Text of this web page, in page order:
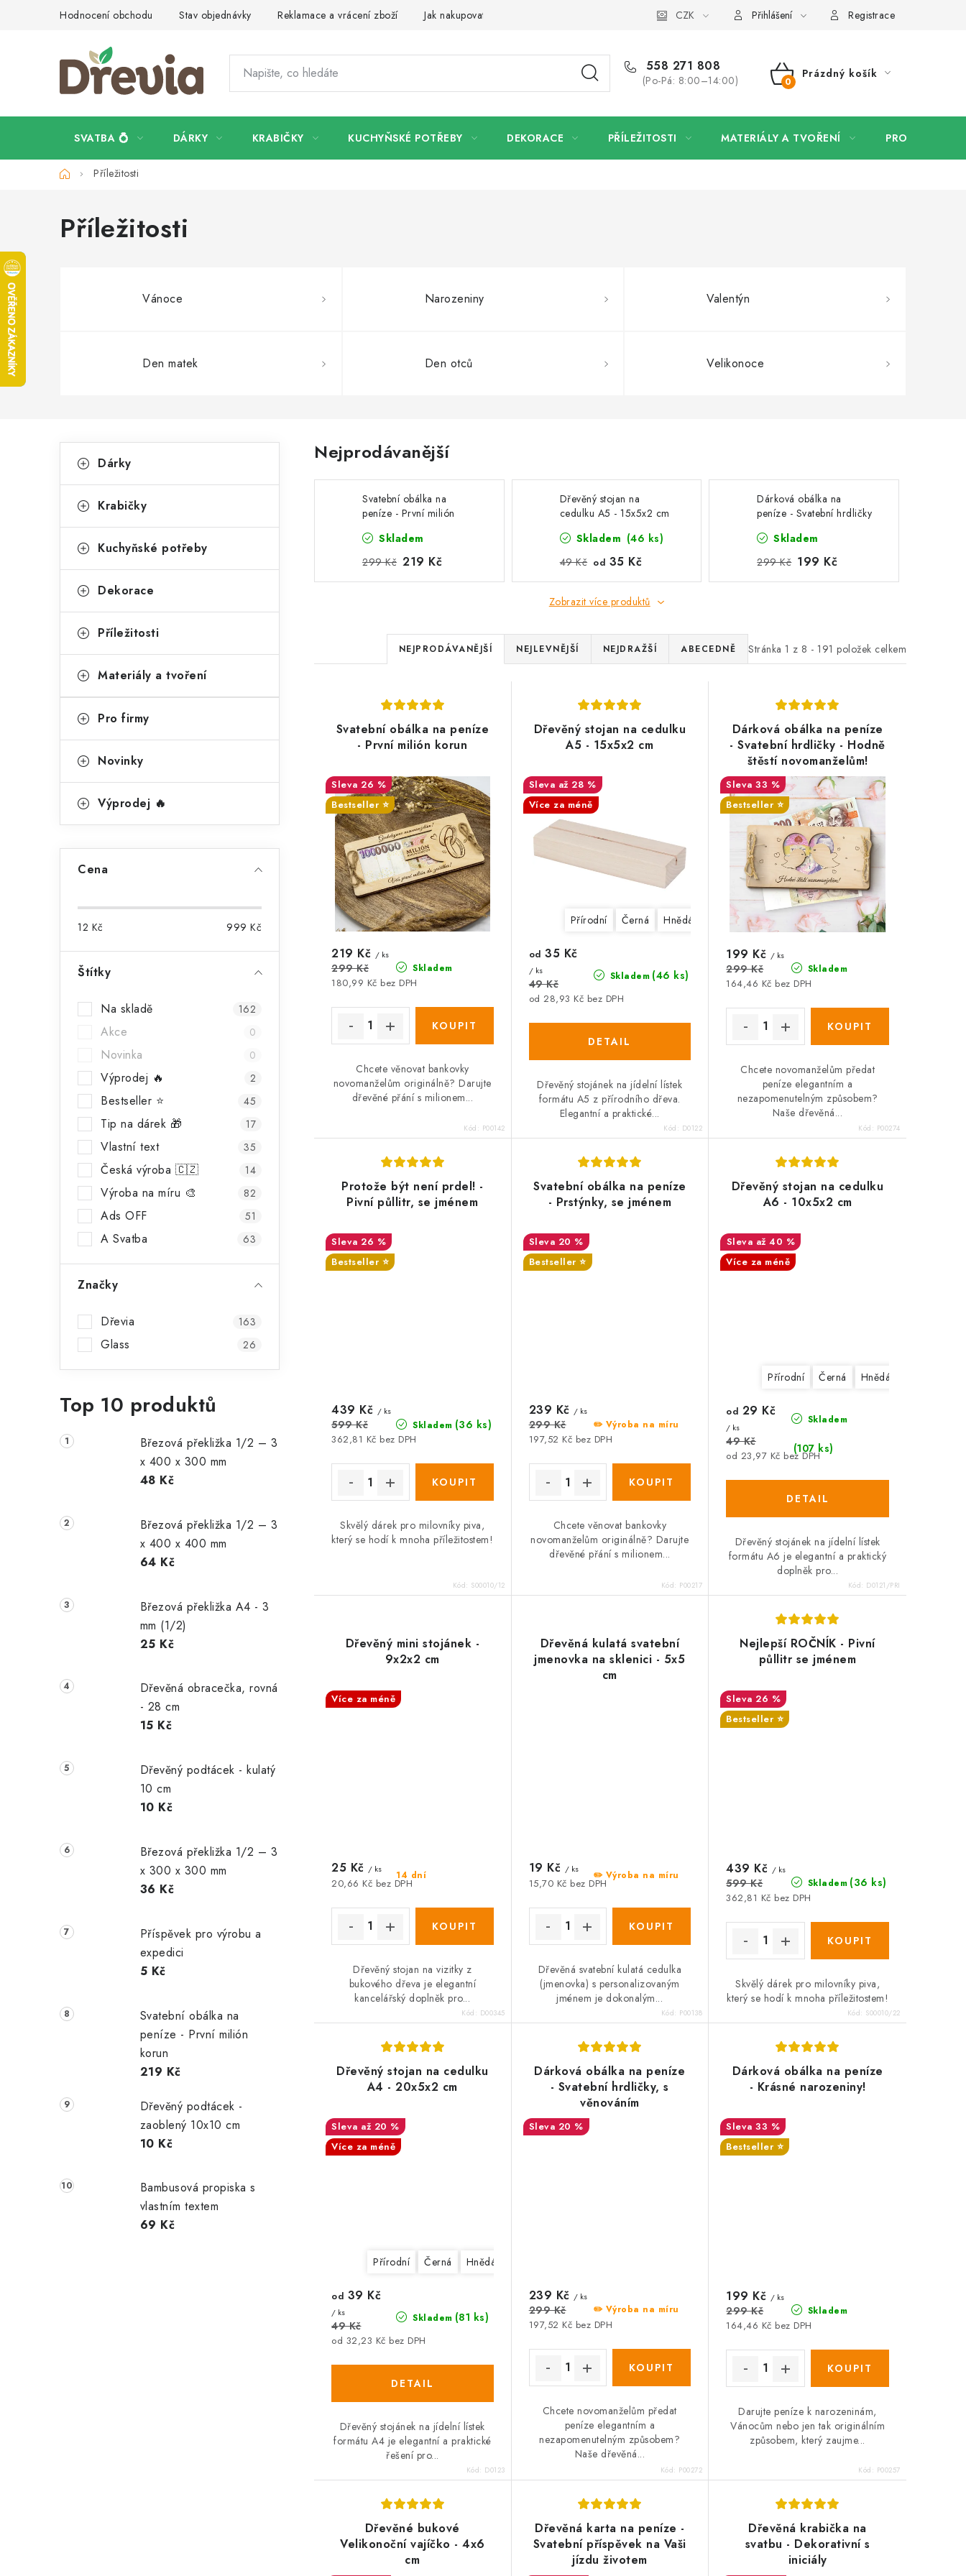
Hodnocení obchodu Stav objednávky Reklamace a vrácení zboží Jak nakupovat Pro firmy Velkoobchod Kontakt
CZK Přihlášení Registrace
558 271 808
(Po-Pá: 8:00–14:00)
NÁKUPNÍ
Prázdný košík
SVATBA 💍 DÁRKY KRABIČKY KUCHYŇSKÉ POTŘEBY DEKORACE PŘÍLEŽITOSTI MATERIÁLY A TVOŘENÍ PRO FIRMY
DomůPříležitosti
Příležitosti
Vánoce Narozeniny Valentýn
Den matek Den otců Velikonoce
o
t
r
n
n
p
e
kategorie
a
e
o
i
Dárky
Krabičky
Kuchyňské potřeby
Dekorace
Příležitosti
Materiály a tvoření
Pro firmy
Novinky
Výprodej 🔥
Cena
12 Kč 999 Kč
Štítky
Na skladě 162
Akce 0
Novinka 0
Výprodej 🔥 2
Bestseller ⭐️ 45
Tip na dárek 🎁 17
Vlastní text 35
Česká výroba 🇨🇿 14
Výroba na míru 🎨 82
Ads OFF 51
A Svatba 63
Značky
Dřevia 163
Glass 26
Top 10 produktů
Březová překližka 1/2 – 3
x 400 x 300 mm
48 Kč
Březová překližka 1/2 – 3
x 400 x 400 mm
64 Kč
Březová překližka A4 - 3
mm (1/2)
25 Kč
Dřevěná obracečka, rovná
- 28 cm
15 Kč
Dřevěný podtácek - kulatý
10 cm
10 Kč
Březová překližka 1/2 – 3
x 300 x 300 mm
36 Kč
Příspěvek pro výrobu a
expedici
5 Kč
Svatební obálka na
peníze - První milión
korun
219 Kč
Dřevěný podtácek -
zaoblený 10x10 cm
10 Kč
Bambusová propiska s
vlastním textem
69 Kč
Nejprodávanější
Svatební obálka na
peníze - První milión
Skladem
299 Kč 219 Kč
Dřevěný stojan na
cedulku A5 - 15x5x2 cm
Skladem (46 ks)
49 Kč od 35 Kč
Dárková obálka na
peníze - Svatební hrdličky
novomanželům!
Skladem
299 Kč 199 Kč
Zobrazit více produktů
Stránka 1 z 8 - 191 položek celkem
Ř
a
z
e
n
í
p
r
o
d
u
k
t
ů
NEJPRODÁVANĚJŠÍ NEJLEVNĚJŠÍ NEJDRAŽŠÍ ABECEDNĚ
Svatební obálka na peníze
- První milión korun
26 %
Bestseller ⭐️
Skladem
180,99 Kč bez DPH
219 Kč / ks
299 Kč
Chcete věnovat bankovky
novomanželům originálně? Darujte
dřevěné přání s milionem...
Kód: P00142
Dřevěný stojan na cedulku
A5 - 15x5x2 cm
až 28 %
Více za méně
Přírodní Černá Hnědá
Skladem (46 ks)
od 28,93 Kč bez DPH
od 35 Kč
/ ks
49 Kč
Dřevěný stojánek na jídelní lístek
formátu A5 z přírodního dřeva.
Elegantní a praktické...
Kód: D0122
Dárková obálka na peníze
- Svatební hrdličky - Hodně
štěstí novomanželům!
33 %
Bestseller ⭐️
Skladem
164,46 Kč bez DPH
199 Kč / ks
299 Kč
Chcete novomanželům předat
peníze elegantním a
nezapomenutelným způsobem?
Naše dřevěná...
Kód: P00274
Protože být není prdel! -
Pivní půllitr, se jménem
26 %
Bestseller ⭐️
Skladem (36 ks)
362,81 Kč bez DPH
439 Kč / ks
599 Kč
Skvělý dárek pro milovníky piva,
který se hodí k mnoha příležitostem!
Kód: S00010/12
Svatební obálka na peníze
- Prstýnky, se jménem
20 %
Bestseller ⭐️
✏️ Výroba na míru
197,52 Kč bez DPH
239 Kč / ks
299 Kč
Chcete věnovat bankovky
novomanželům originálně? Darujte
dřevěné přání s milionem...
Kód: P00217
Dřevěný stojan na cedulku
A6 - 10x5x2 cm
až 40 %
Více za méně
Přírodní Černá Hnědá
Skladem
(107 ks)
od 23,97 Kč bez DPH
od 29 Kč
/ ks
49 Kč
Dřevěný stojánek na jídelní lístek
formátu A6 je elegantní a praktický
doplněk pro...
Kód: D0121/PRI
Dřevěný mini stojánek -
9x2x2 cm
Více za méně
14 dní
20,66 Kč bez DPH
25 Kč / ks
Dřevěný stojan na vizitky z
bukového dřeva je elegantní
kancelářský doplněk pro...
Kód: D00345
Dřevěná kulatá svatební
jmenovka na sklenici - 5x5
cm
✏️ Výroba na míru
15,70 Kč bez DPH
19 Kč / ks
Dřevěná svatební kulatá cedulka
(jmenovka) s personalizovaným
jménem je dokonalým...
Kód: P00138
Nejlepší ROČNÍK - Pivní
půllitr se jménem
26 %
Bestseller ⭐️
Skladem (36 ks)
362,81 Kč bez DPH
439 Kč / ks
599 Kč
Skvělý dárek pro milovníky piva,
který se hodí k mnoha příležitostem!
Kód: S00010/22
Dřevěný stojan na cedulku
A4 - 20x5x2 cm
až 20 %
Více za méně
Přírodní Černá Hnědá
Skladem (81 ks)
od 32,23 Kč bez DPH
od 39 Kč
/ ks
49 Kč
Dřevěný stojánek na jídelní lístek
formátu A4 je elegantní a praktické
řešení pro...
Kód: D0123
Dárková obálka na peníze
- Svatební hrdličky, s
věnováním
20 %
✏️ Výroba na míru
197,52 Kč bez DPH
239 Kč / ks
299 Kč
Chcete novomanželům předat
peníze elegantním a
nezapomenutelným způsobem?
Naše dřevěná...
Kód: P00272
Dárková obálka na peníze
- Krásné narozeniny!
33 %
Bestseller ⭐️
Skladem
164,46 Kč bez DPH
199 Kč / ks
299 Kč
Darujte peníze k narozeninám,
Vánocům nebo jen tak originálním
způsobem, který zaujme...
Kód: P00257
Dřevěné bukové
Velikonoční vajíčko - 4x6
cm
Dřevěná karta na peníze -
Svatební příspěvek na Vaši
jízdu životem
Dřevěná krabička na
svatbu - Dekorativní s
iniciály